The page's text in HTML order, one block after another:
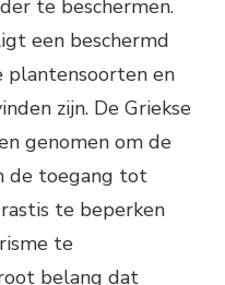
te beschermen.
een beschermd
plantensoorten en
zijn. De Griekse
genomen om de
de toegang tot
te beperken
te
belang dat